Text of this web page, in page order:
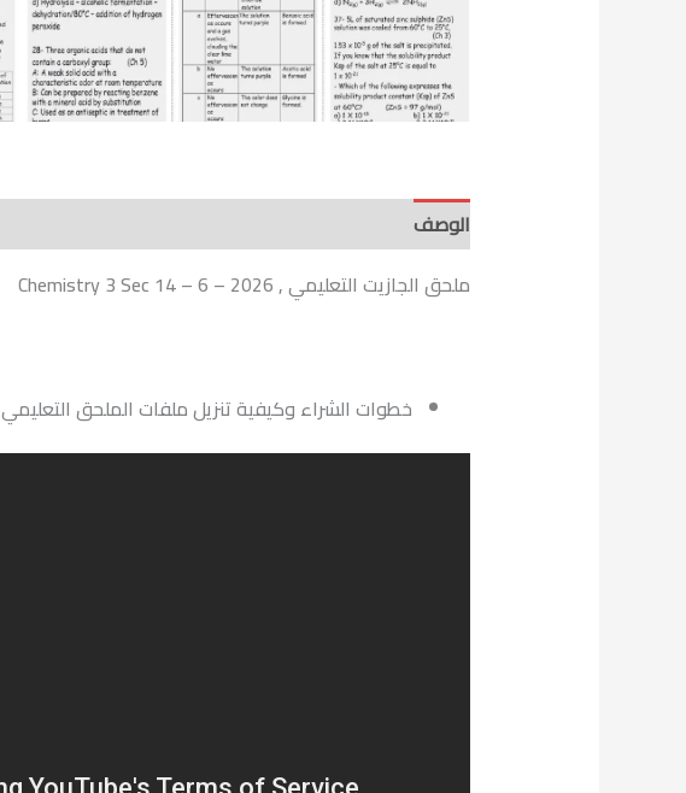
الوصف
ملحق الجازيت التعليمي , Chemistry 3 Sec 14 – 6 – 2026
خطوات الشراء وكيفية تنزيل ملفات الملحق التعليمي PDF على جهازك بعد إتمام عملية الدفع: